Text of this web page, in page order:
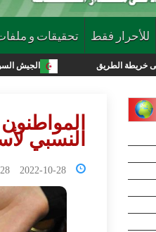
للأحرار فقط تحقيقات و
الجيش السوري يعلن حالة
النسبي
2022-10-28 02:51:28